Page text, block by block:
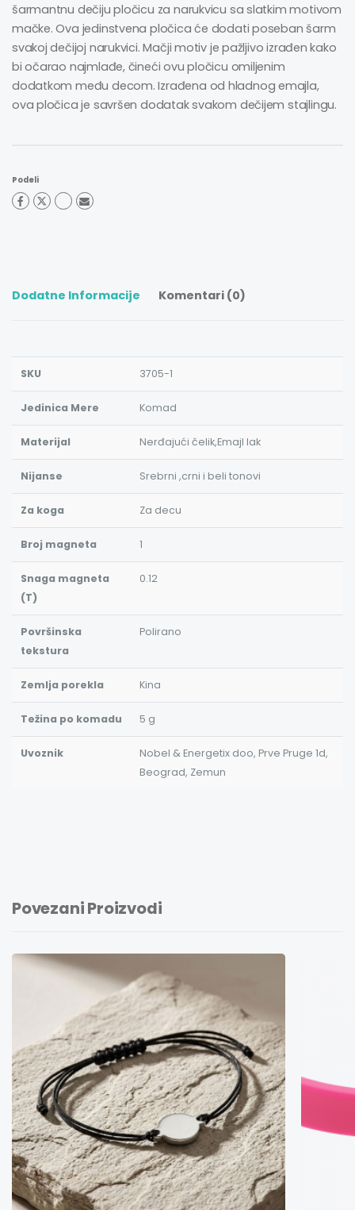
šarmantnu dečiju pločicu za narukvicu sa slatkim motivom
mačke. Ova jedinstvena pločica će dodati poseban šarm
svakoj dečijoj narukvici. Mačji motiv je pažljivo izrađen kako
bi očarao najmlađe, čineći ovu pločicu omiljenim
dodatkom među decom. Izrađena od hladnog emajla,
ova pločica je savršen dodatak svakom dečijem stajlingu.
Podeli
Dodatne Informacije Komentari (0)
SKU 3705-1
Jedinica Mere Komad
Materijal Nerđajući čelik,Emajl lak
Nijanse Srebrni ,crni i beli tonovi
Za koga Za decu
Broj magneta 1
Snaga magneta
(T)
0.12
Površinska
tekstura
Polirano
Zemlja porekla Kina
Težina po komadu 5 g
Uvoznik
Nobel & Energetix doo, Prve Pruge 1d,
Beograd, Zemun
Povezani Proizvodi